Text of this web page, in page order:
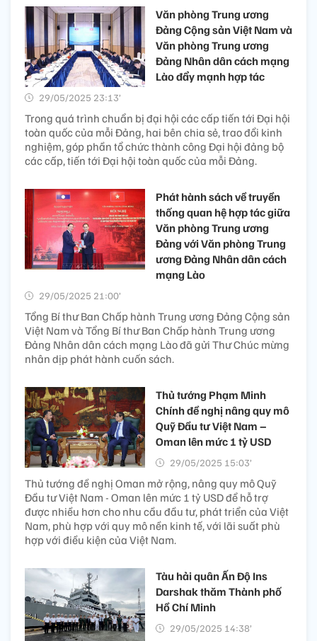
Văn phòng Trung ương
Đảng Cộng sản Việt Nam và
Văn phòng Trung ương
Đảng Nhân dân cách mạng
Lào đẩy mạnh hợp tác
29/05/2025 23:13’
Trong quá trình chuẩn bị đại hội các cấp tiến tới Đại hội
toàn quốc của mỗi Đảng, hai bên chia sẻ, trao đổi kinh
nghiệm, góp phần tổ chức thành công Đại hội đảng bộ
các cấp, tiến tới Đại hội toàn quốc của mỗi Đảng.
Phát hành sách về truyền
thống quan hệ hợp tác giữa
Văn phòng Trung ương
Đảng với Văn phòng Trung
ương Đảng Nhân dân cách
mạng Lào
29/05/2025 21:00’
Tổng Bí thư Ban Chấp hành Trung ương Đảng Cộng sản
Việt Nam và Tổng Bí thư Ban Chấp hành Trung ương
Đảng Nhân dân cách mạng Lào đã gửi Thư Chúc mừng
nhân dịp phát hành cuốn sách.
Thủ tướng Phạm Minh
Chính đề nghị nâng quy mô
Quỹ Đầu tư Việt Nam –
Oman lên mức 1 tỷ USD
29/05/2025 15:03’
Thủ tướng đề nghị Oman mở rộng, nâng quy mô Quỹ
Đầu tư Việt Nam - Oman lên mức 1 tỷ USD để hỗ trợ
được nhiều hơn cho nhu cầu đầu tư, phát triển của Việt
Nam, phù hợp với quy mô nền kinh tế, với lãi suất phù
hợp với điều kiện của Việt Nam.
Tàu hải quân Ấn Độ Ins
Darshak thăm Thành phố
Hồ Chí Minh
29/05/2025 14:38’